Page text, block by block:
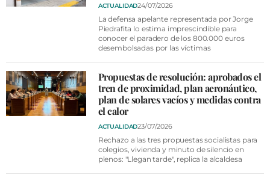
ACTUALIDAD24/07/2026
La defensa apelante representada por Jorge
Piedrafita lo estima imprescindible para
conocer el paradero de los 800.000 euros
desembolsadas por las víctimas
Propuestas de resolución: aprobados el
tren de proximidad, plan aeronáutico,
plan de solares vacíos y medidas contra
el calor
ACTUALIDAD23/07/2026
Rechazo a las tres propuestas socialistas para
colegios, vivienda y minuto de silencio en
plenos: "Llegan tarde", replica la alcaldesa